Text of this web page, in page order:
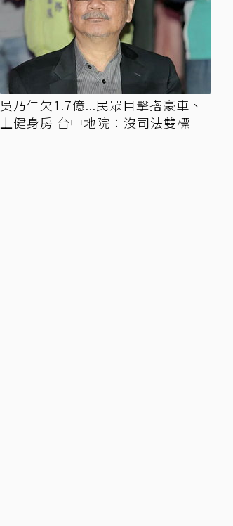
吳乃仁欠1.7億...民眾目擊搭豪車、
上健身房 台中地院：沒司法雙標